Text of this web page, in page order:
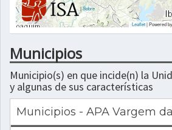
|Sobre
Leaflet| Powered by
Municipios
Municipio(s) en que incide(n) la
y algunas de sus características
Municipios - APA Vargem